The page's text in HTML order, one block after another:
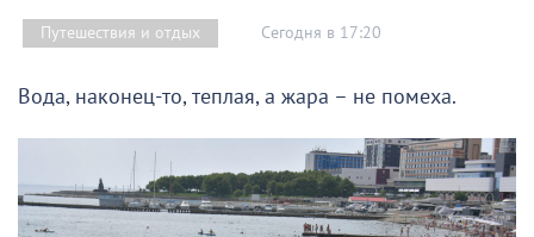
Путешествия и отдых Сегодня в 17:20
Вода, наконец-то, теплая, а жара – не помеха.